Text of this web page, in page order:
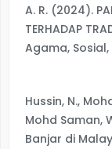
A. R. (2024).
TERHADAP
Agama,
Hussin, N.,
Mohd Saman,
Banjar di